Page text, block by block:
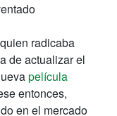
radicaba
de actualizar el
película
entonces,
en el mercado